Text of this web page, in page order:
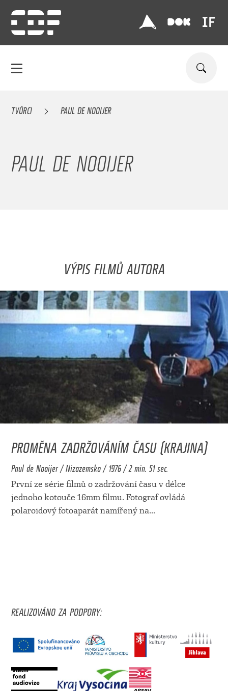
TVŮRCI PAUL DE NOOIJER
PAUL DE NOOIJER
VÝPIS FILMŮ AUTORA
PROMĚNA ZADRŽOVÁNÍM ČASU (KRAJINA)
Paul de Nooijer / Nizozemsko / 1976 / 2 min. 51 sec.
První ze série filmů o zadržování času v délce
jednoho kotouče 16mm filmu. Fotograf ovládá
polaroidový fotoaparát namířený na...
REALIZOVÁNO ZA PODPORY: